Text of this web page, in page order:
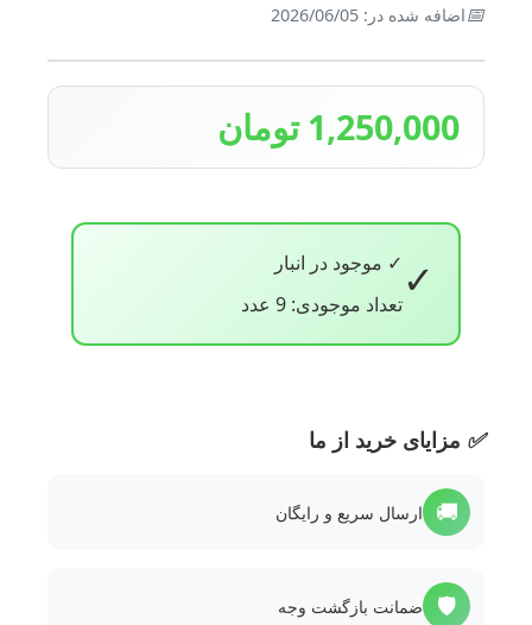
📅اضافه شده در: 2026/06/05
1,250,000 تومان
✓ ✓ موجود در انبار
تعداد موجودی: 9 عدد
✅ مزایای خرید از ما
🚚 ارسال سریع و رایگان
🛡️ ضمانت بازگشت وجه